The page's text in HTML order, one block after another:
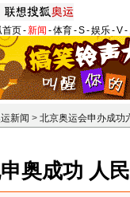
首页-新闻 -体育-S-娱乐-V-
新闻 > 北京奥运会申办成功
奥成功 人